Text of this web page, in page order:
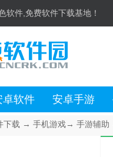
软件,免费软件下载基地！
卓软件 安卓手游
下载 → 手机游戏→ 手游辅助